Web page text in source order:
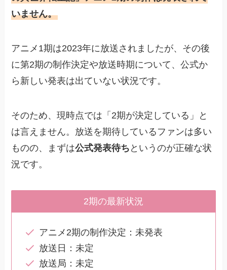
いません。
アニメ1期は2023年に放送されましたが、その後
に第2期の制作決定や放送時期について、公式か
ら新しい発表は出ていない状況です。
そのため、現時点では「2期が決定している」と
は言えません。放送を期待しているファンは多い
ものの、まずは公式発表待ち というのが正確な状
況です。
2期の最新状況
アニメ2期の制作決定：未発表
放送日：未定
放送局：未定